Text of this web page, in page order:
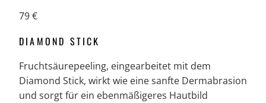
79 €
DIAMOND STICK
Fruchtsäurepeeling, eingearbeitet mit dem
Diamond Stick, wirkt wie eine sanfte Dermabrasion
und sorgt für ein ebenmäßigeres Hautbild